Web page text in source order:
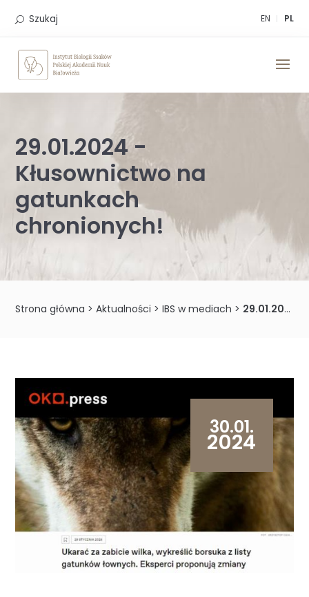
EN PL
Szukaj
29.01.2024 -
Kłusownictwo na
gatunkach
chronionych!
Strona główna >Aktualności >IBS w mediach > 29.01.2024 -Kłusownictwo na gatunkach chronionych!
30.01.
2024